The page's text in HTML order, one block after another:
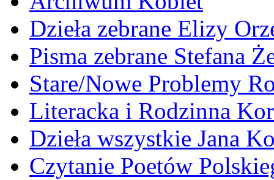
Dzieła zebrane Elizy
Pisma zebrane Stefana
Stare/Nowe Problemy
Literacka i Rodzinna
Dzieła wszystkie Jana
Czytanie Poetów